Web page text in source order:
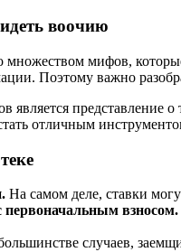
воочию
множеством мифов,
Поэтому важно
представление
отличным
На самом деле, ставки
взносом.
случаев,